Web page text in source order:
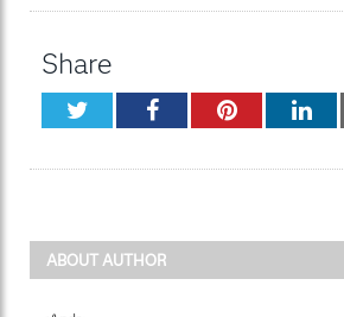
Share
TwitterFacebookPinterest
ABOUT AUTHOR